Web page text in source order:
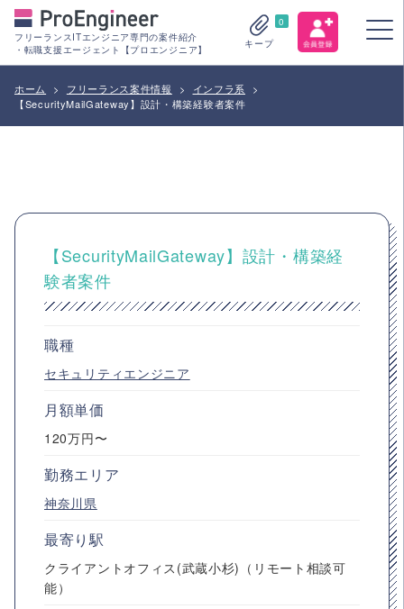
フリーランスITエンジニア専門の案件紹介
・転職支援エージェント【プロエンジニア】
0
キープ
ホーム > フリーランス案件情報 > インフラ系
>
【SecurityMailGateway】設計・構築経験者案件
【SecurityMailGateway】設計・構築経
験者案件
職種
セキュリティエンジニア
月額単価
120万円〜
勤務エリア
神奈川県
最寄り駅
クライアントオフィス(武蔵小杉)（リモート相談可
能）